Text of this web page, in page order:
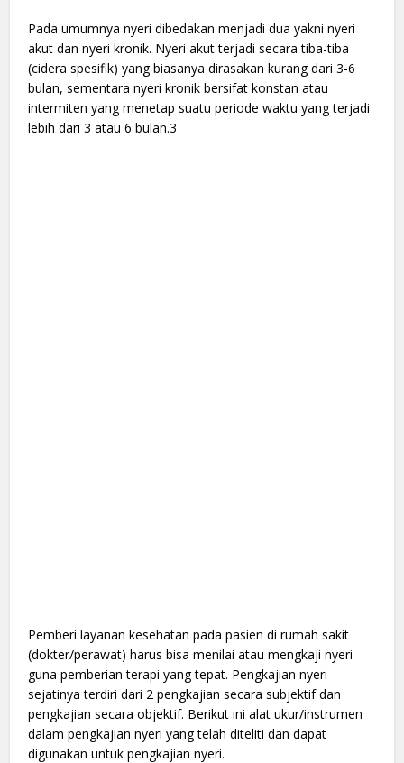
Pada umumnya nyeri dibedakan menjadi dua yakni nyeri
akut dan nyeri kronik. Nyeri akut terjadi secara tiba-tiba
(cidera spesifik) yang biasanya dirasakan kurang dari 3-6
bulan, sementara nyeri kronik bersifat konstan atau
intermiten yang menetap suatu periode waktu yang terjadi
lebih dari 3 atau 6 bulan.3
Pemberi layanan kesehatan pada pasien di rumah sakit
(dokter/perawat) harus bisa menilai atau mengkaji nyeri
guna pemberian terapi yang tepat. Pengkajian nyeri
sejatinya terdiri dari 2 pengkajian secara subjektif dan
pengkajian secara objektif. Berikut ini alat ukur/instrumen
dalam pengkajian nyeri yang telah diteliti dan dapat
digunakan untuk pengkajian nyeri.